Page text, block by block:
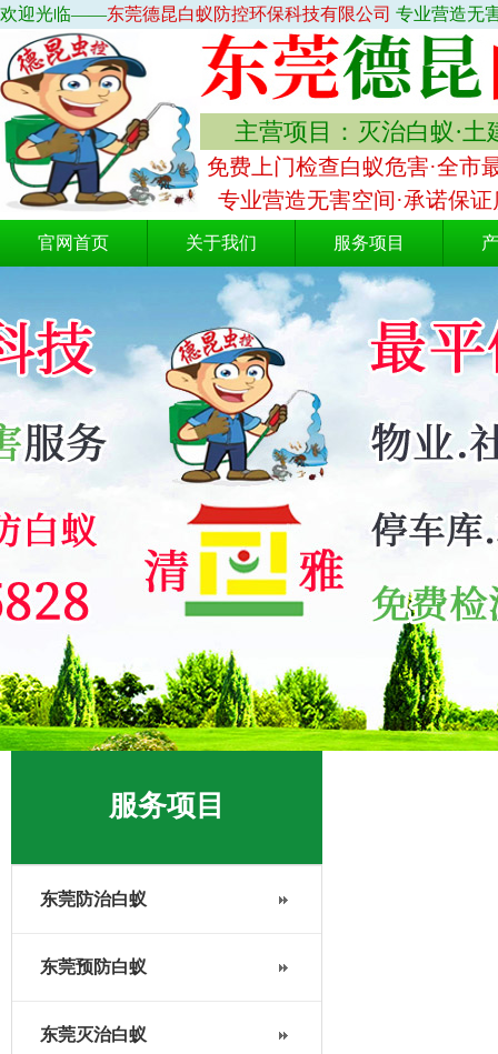
欢迎光临——东莞德昆白蚁防控环保科技有限公司 专业营造无
主营项目：灭治白蚁·土
免费上门检查白蚁危害·全市
专业营造无害空间·承诺保
官网首页 关于我们 服务项目
服务项目
东莞防治白蚁
东莞预防白蚁
东莞灭治白蚁